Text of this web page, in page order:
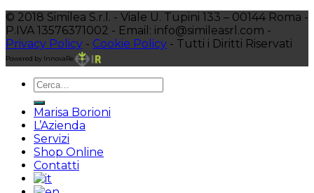
© 2018 Similea S.r.l. - Viale U. Tupini 133 – 00144 Roma -
P.IVA 13576371002 - Email: info@simileasrl.com -
Privacy Policy - Cookie Policy - Tutti i Diritti Riservati
Powered by InnovaRe
Marisa Borioni
L’Azienda
Servizi
Shop Online
Contatti